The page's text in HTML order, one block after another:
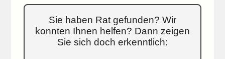
Sie haben Rat gefunden? Wir
konnten Ihnen helfen? Dann zeigen
Sie sich doch erkenntlich: